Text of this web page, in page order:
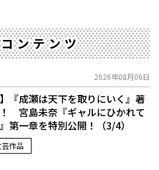
ンテンツ
2026年08月06日
】『成瀬は天下を取りにいく』著
宮島未奈『ギャルにひかれて
第一章を特別公開！（3/4）
芸作品